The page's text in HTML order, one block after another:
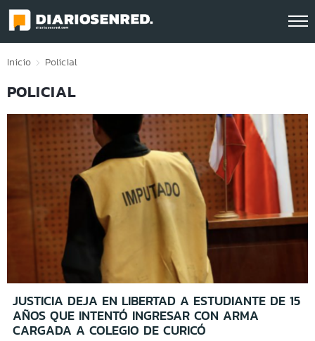
Click acá para ir directamente al contenido
Inicio Policial
POLICIAL
JUSTICIA DEJA EN LIBERTAD A ESTUDIANTE DE 15
AÑOS QUE INTENTÓ INGRESAR CON ARMA
CARGADA A COLEGIO DE CURICÓ